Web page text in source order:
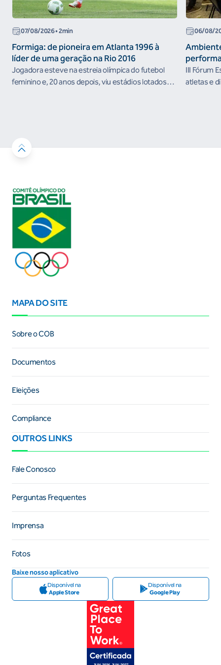
07/08/2026• 2min
Formiga: de pioneira em Atlanta 1996 à
líder de uma geração na Rio 2016
Jogadora esteve na estreia olímpica do futebol
feminino e, 20 anos depois, viu estádios lotados
06/08/
III Fórum
atletas e
MAPA DO SITE
Sobre o COB
Documentos
Eleições
Compliance
OUTROS LINKS
Fale Conosco
Perguntas Frequentes
Imprensa
Fotos
Baixe nosso aplicativo
Disponível na
Apple Store
Disponível na
Google Play